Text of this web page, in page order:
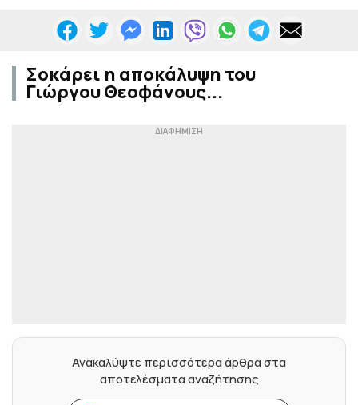
Σοκάρει η αποκάλυψη του
Γιώργου Θεοφάνους...
Ανακαλύψτε περισσότερα άρθρα στα
αποτελέσματα αναζήτησης